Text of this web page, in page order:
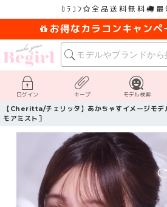
ｶﾗｺﾝ 全品送料無料 最
お得なカラコンキャンペ
ログイン キープ モデル検索
【Cheritta/チェリッタ】あかちゃすイメージモデ
モアミスト］